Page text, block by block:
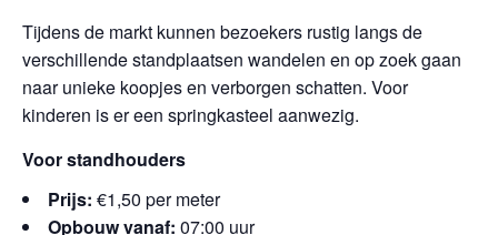
Tijdens de markt kunnen bezoekers rustig langs de
verschillende standplaatsen wandelen en op zoek gaan
naar unieke koopjes en verborgen schatten. Voor
kinderen is er een springkasteel aanwezig.
Voor standhouders
Prijs: €1,50 per meter
Opbouw vanaf: 07:00 uur